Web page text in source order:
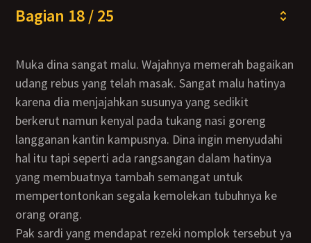
Bagian 18 / 25
Muka dina sangat malu. Wajahnya memerah bagaikan
udang rebus yang telah masak. Sangat malu hatinya
karena dia menjajahkan susunya yang sedikit
berkerut namun kenyal pada tukang nasi goreng
langganan kantin kampusnya. Dina ingin menyudahi
hal itu tapi seperti ada rangsangan dalam hatinya
yang membuatnya tambah semangat untuk
mempertontonkan segala kemolekan tubuhnya ke
orang orang.
Pak sardi yang mendapat rezeki nomplok tersebut ya